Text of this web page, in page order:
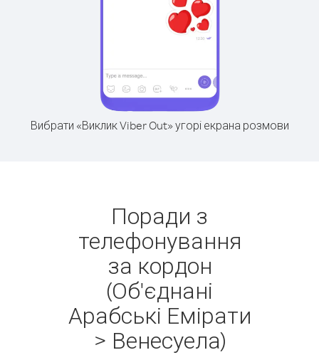
Вибрати «Виклик Viber Out» угорі екрана розмови
Поради з
телефонування
за кордон
(Об'єднані
Арабські Емірати
> Венесуела)